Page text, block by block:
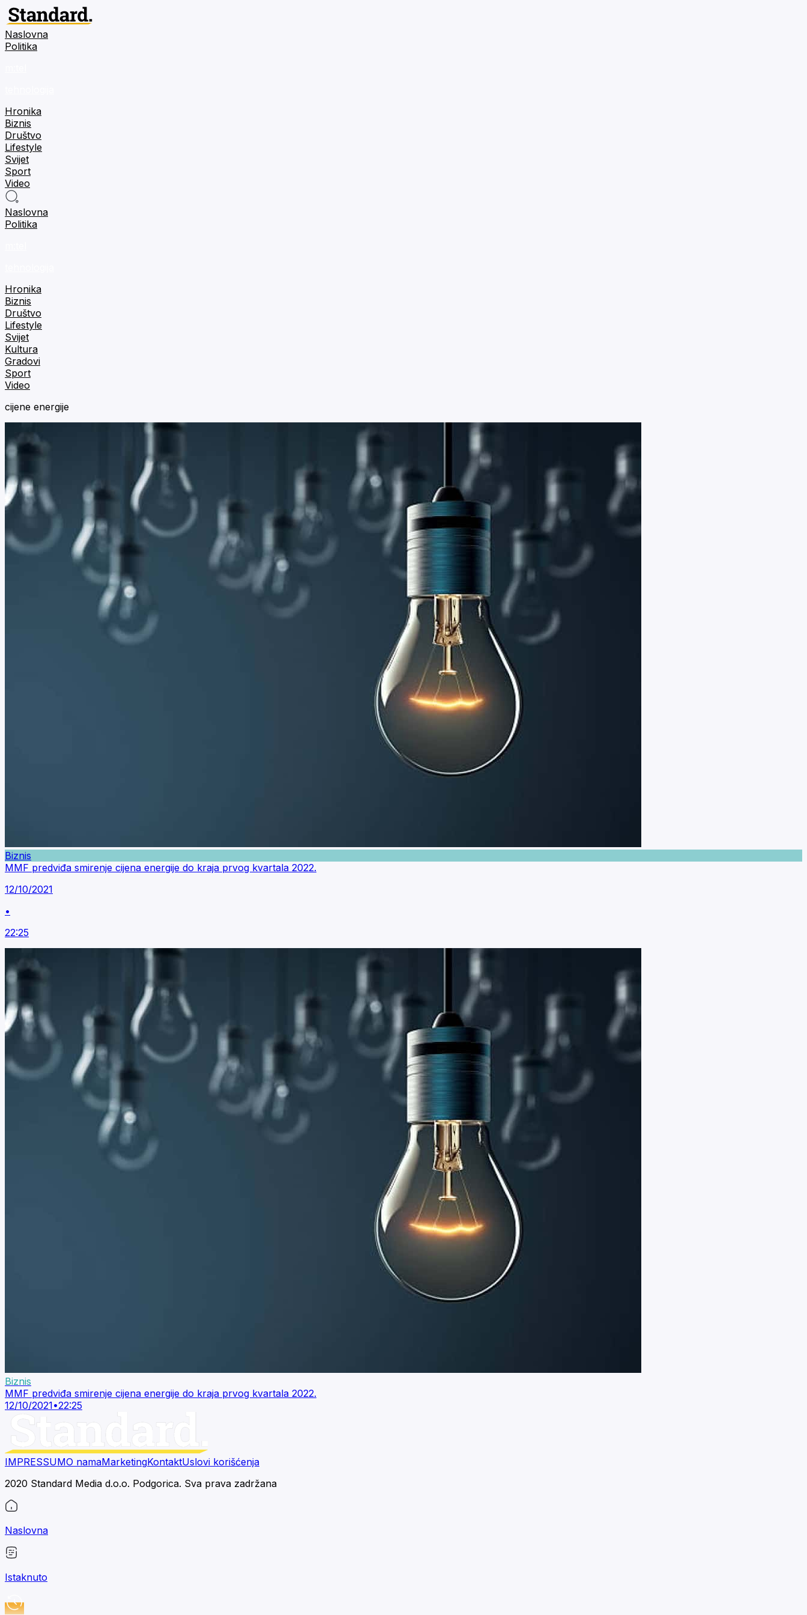
Naslovna
Politika
Hronika
Biznis
Društvo
Lifestyle
Svijet
Sport
Video
Naslovna
Politika
Hronika
Biznis
Društvo
Lifestyle
Svijet
Kultura
Gradovi
Sport
Video
cijene energije
Biznis
MMF predviđa smirenje cijena energije do kraja prvog kvartala 2022.
12/10/2021
•
22:25
Biznis
MMF predviđa smirenje cijena energije do kraja prvog kvartala 2022.
12/10/2021•22:25
IMPRESSUMO namaMarketingKontaktUslovi korišćenja
2020 Standard Media d.o.o. Podgorica. Sva prava zadržana
Naslovna
Istaknuto